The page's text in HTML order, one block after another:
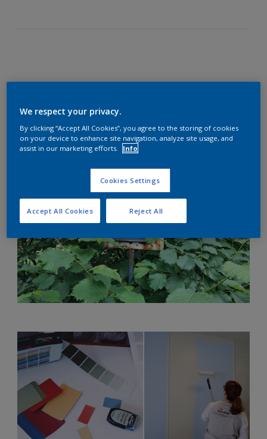
och ungdomar i Höllviken, var i behov av lite ny färg och
sommarglada kulörer.
Och detta ville självklart vi på Nordsjö hjälpa till med, för
om det är något som vi kan - så är det färg och kulör!
We respect your privacy.
By clicking “Accept All Cookies”, you agree to the storing of cookies
on your device to enhance site navigation, analyze site usage, and
assist in our marketing efforts.
Info
Cookies Settings
Reject All
Accept All Cookies